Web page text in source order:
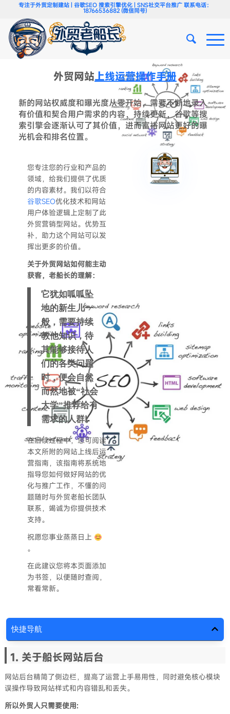
专注于外贸定制建站 | 谷歌SEO 搜索引擎优化 | SNS社交平台推广 联系电话：
18766536882 (微信同号)
外贸网站上线运营操作手册
新的网站权威度和曝光度从零开始，需要不断地录入
有价值和契合用户需求的内容，持续更新，谷歌等搜
索引擎会逐渐认可了其价值，进而富裕网站更好的曝
光机会和排名位置。
您专注您的行业和产品的
领域，给我们提供了优质
的内容素材。我们以符合
谷歌SEO优化技术和网站
用户体验逻辑上定制了此
外贸营销型网站。优势互
补，助力这个网站可以发
挥出更多的价值。
关于外贸网站如何能主动
获客，老船长的理解：
它犹如呱呱坠
地的新生儿一
般，需要持续
教他知识，待
其能够接待人
们的各类问题
时，便会自然
而然地被“社会
大学”推荐给有
需求的人群。
在后续过程中，您可阅读
本文所附的网站上线后运
营指南，该指南将系统地
指导您如何做好网站的优
化与推广工作，不懂的问
题随时与外贸老船长团队
联系，竭诚为你提供技术
支持。
祝愿您事业蒸蒸日上
。
在此建议您将本页面添加
为书签，以便随时查阅，
常看常新。
快捷导航
1. 关于船长网站后台
网站后台精简了侧边栏，提高了运营上手易用性，同时避免核心模块
误操作导致网站样式和内容错乱和丢失。
所以外贸人只需要使用: